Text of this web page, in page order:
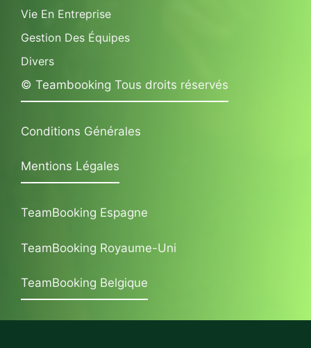
Vie En Entreprise
Gestion Des Équipes
Divers
© Teambooking Tous droits réservés
Conditions Générales
Mentions Légales
TeamBooking Espagne
TeamBooking Royaume-Uni
TeamBooking Belgique